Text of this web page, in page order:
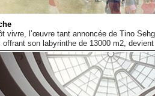
vivre, l’œuvre tant annoncée de Tino
offrant son labyrinthe de 13000 m2,